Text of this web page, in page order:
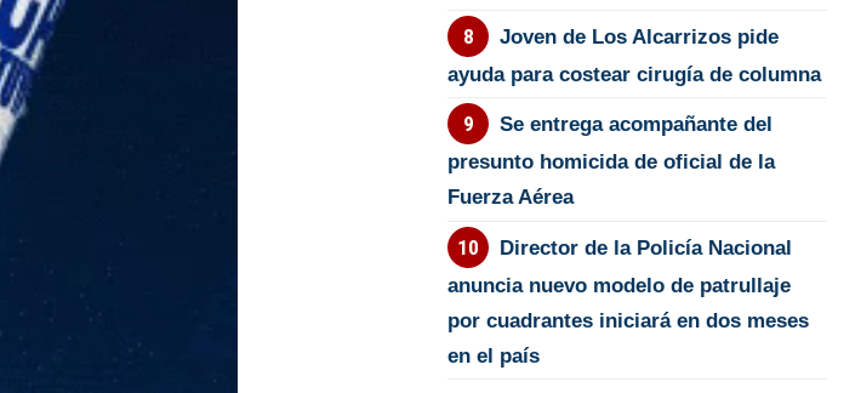
Joven de Los Alcarrizos pide
ayuda para costear cirugía de columna
Se entrega acompañante del
presunto homicida de oficial de la
Fuerza Aérea
Director de la Policía Nacional
anuncia nuevo modelo de patrullaje
por cuadrantes iniciará en dos meses
en el país